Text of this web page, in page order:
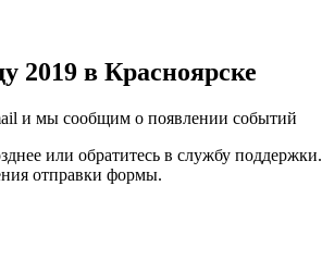
2019 в Красноярске
и мы сообщим о появлении событий
или обратитесь в службу поддержки.
отправки формы.